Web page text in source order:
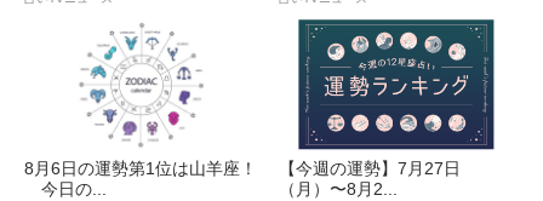
8月6日の運勢第1位は山羊座！
今日の...
【今週の運勢】7月27日
（月）〜8月2...